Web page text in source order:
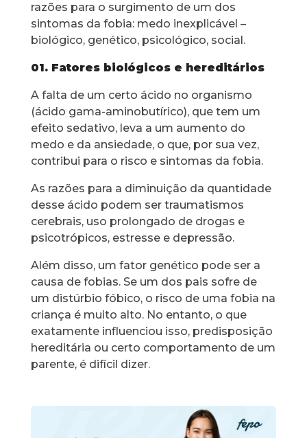
razões para o surgimento de um dos
sintomas da fobia: medo inexplicável –
biológico, genético, psicológico, social.
01. Fatores biológicos e hereditários
A falta de um certo ácido no organismo
(ácido gama-aminobutírico), que tem um
efeito sedativo, leva a um aumento do
medo e da ansiedade, o que, por sua vez,
contribui para o risco e sintomas da fobia.
As razões para a diminuição da quantidade
desse ácido podem ser traumatismos
cerebrais, uso prolongado de drogas e
psicotrópicos, estresse e depressão.
Além disso, um fator genético pode ser a
causa de fobias. Se um dos pais sofre de
um distúrbio fóbico, o risco de uma fobia na
criança é muito alto. No entanto, o que
exatamente influenciou isso, predisposição
hereditária ou certo comportamento de um
parente, é difícil dizer.